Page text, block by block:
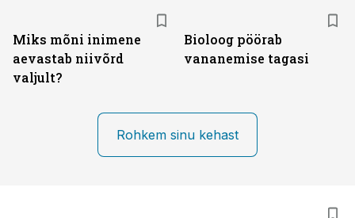
Miks mõni inimene
aevastab niivõrd
valjult?
Bioloog pöörab
vananemise tagasi
Rohkem sinu kehast